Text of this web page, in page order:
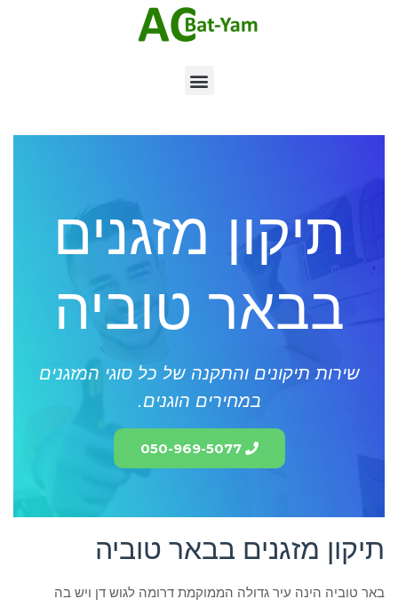
תיקון מזגנים
בבאר טוביה
שירות תיקונים והתקנה של כל סוגי המזגנים
במחירים הוגנים.
050-969-5077
תיקון מזגנים בבאר טוביה
באר טוביה הינה עיר גדולה הממוקמת דרומה לגוש דן ויש בה